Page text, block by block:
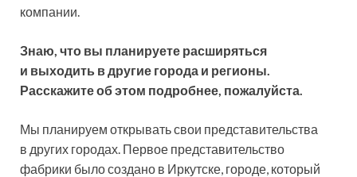
компании.
Знаю, что вы планируете расширяться
и выходить в другие города и регионы.
Расскажите об этом подробнее, пожалуйста.
Мы планируем открывать свои представительства
в других городах. Первое представительство
фабрики было создано в Иркутске, городе, который